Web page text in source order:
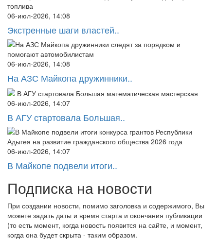
06-июл-2026, 14:08
Экстренные шаги властей..
06-июл-2026, 14:08
На АЗС Майкопа дружинники..
06-июл-2026, 14:07
В АГУ стартовала Большая..
06-июл-2026, 14:07
В Майкопе подвели итоги..
Подписка на новости
При создании новости, помимо заголовка и содержимого, Вы
можете задать даты и время старта и окончания публикации
(то есть момент, когда новость появится на сайте, и момент,
когда она будет скрыта - таким образом.